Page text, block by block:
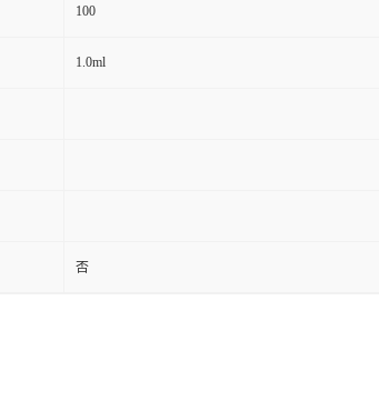
100
1.0ml
否